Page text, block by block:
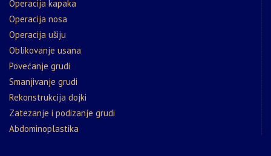
Operacija kapaka
Operacija nosa
Operacija ušiju
Oblikovanje usana
Povećanje grudi
Smanjivanje grudi
Rekonstrukcija dojki
Zatezanje i podizanje grudi
Abdominoplastika